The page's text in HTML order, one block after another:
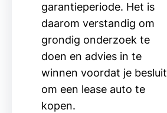
garantieperiode. Het is
daarom verstandig om
grondig onderzoek te
doen en advies in te
winnen voordat je besluit
om een lease auto te
kopen.